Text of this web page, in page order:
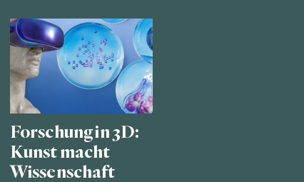
Forschung in 3D:
Kunst macht
Wissenschaft